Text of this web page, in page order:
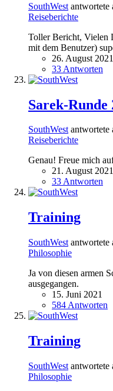
SouthWest antwortete
Reiseberichte
Toller Bericht, Vielen
mit dem Benutzer)
26. August 2021
33 Antworten
Sarek-Runde
SouthWestantwortete
Reiseberichte
Genau! Freue mich
21. August 2021
33 Antworten
Training
SouthWest antwortete
Philosophie
Ja von diesen armen
ausgegangen.
15. Juni 2021
584 Antworten
Training
SouthWest antwortete
Philosophie